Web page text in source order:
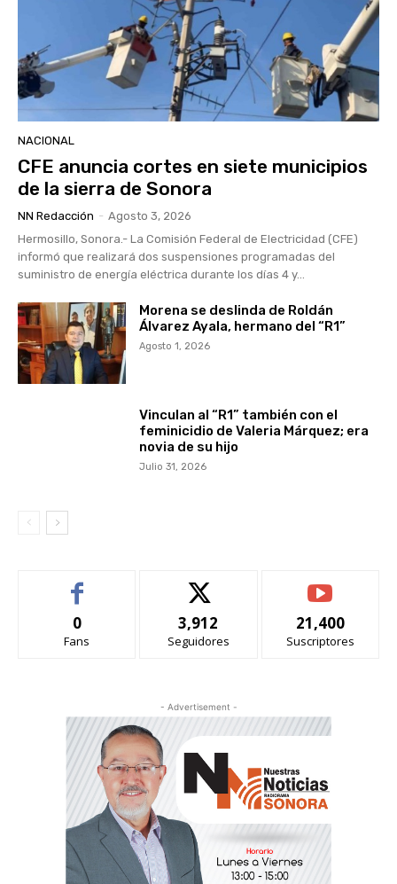
NACIONAL
CFE anuncia cortes en siete municipios
de la sierra de Sonora
NN Redacción - Agosto 3, 2026
Hermosillo, Sonora.- La Comisión Federal de Electricidad (CFE)
informó que realizará dos suspensiones programadas del
suministro de energía eléctrica durante los días 4 y...
Morena se deslinda de Roldán
Álvarez Ayala, hermano del “R1”
Agosto 1, 2026
Vinculan al “R1” también con el
feminicidio de Valeria Márquez; era
novia de su hijo
Julio 31, 2026
0
Fans
3,912
Seguidores
21,400
Suscriptores
- Advertisement -